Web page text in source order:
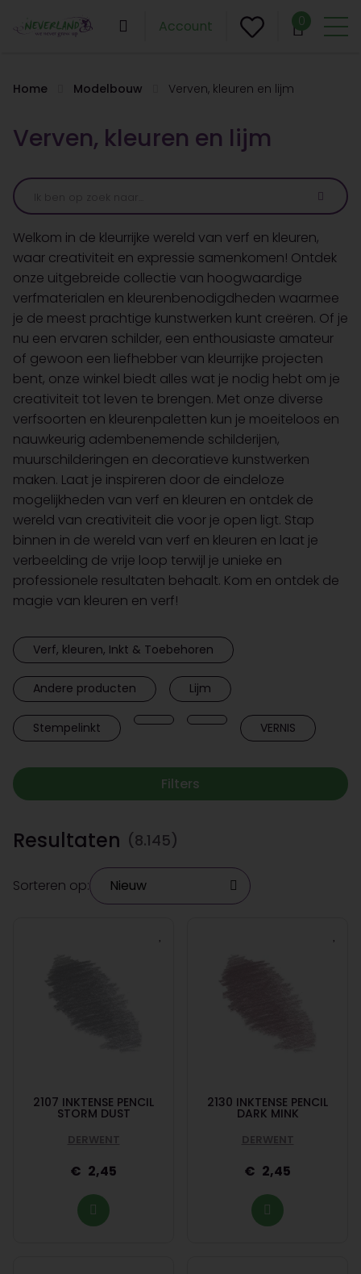
Account 0
Home Modelbouw Verven, kleuren en lijm
Verven, kleuren en lijm
Welkom in de kleurrijke wereld van verf en kleuren,
waar creativiteit en expressie samenkomen! Ontdek
onze uitgebreide collectie van hoogwaardige
verfmaterialen en kleurenbenodigdheden waarmee
je de meest prachtige kunstwerken kunt creëren. Of je
nu een ervaren schilder, een enthousiaste amateur
of gewoon een liefhebber van kleurrijke projecten
bent, onze winkel biedt alles wat je nodig hebt om je
creativiteit tot leven te brengen. Met onze diverse
verfsoorten en kleurenpaletten kun je moeiteloos en
nauwkeurig adembenemende schilderijen,
muurschilderingen en decoratieve kunstwerken
maken. Laat je inspireren door de eindeloze
mogelijkheden van verf en kleuren en ontdek de
wereld van creativiteit die voor je open ligt. Stap
binnen in de wereld van verf en kleuren en laat je
verbeelding de vrije loop terwijl je unieke en
professionele resultaten behaalt. Kom en ontdek de
magie van kleuren en verf!
Verf, kleuren, Inkt & Toebehoren
Andere producten Lijm
Stempelinkt VERNIS
Filters
Resultaten (8.145)
Sorteren op:
2107 INKTENSE PENCIL
STORM DUST
DERWENT
2,45
2130 INKTENSE PENCIL
DARK MINK
DERWENT
2,45